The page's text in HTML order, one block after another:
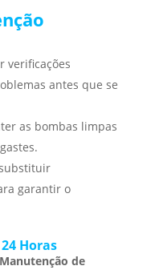
verificações
antes que se
as bombas limpas
garantir o
Horas
de